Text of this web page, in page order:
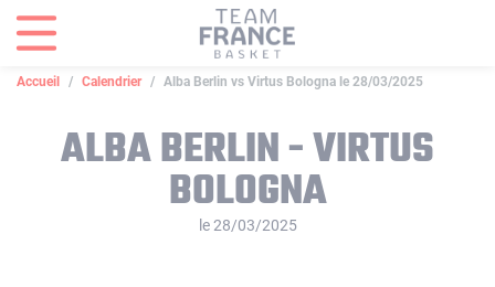
Accueil Calendrier Alba Berlin vs Virtus Bologna le 28/03/2025
ALBA BERLIN - VIRTUS
BOLOGNA
le 28/03/2025
Panneau de gestion des cookies